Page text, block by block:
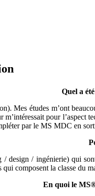
Quel a
Mes études m’ont
pour l’aspect
par le MS MDC en
design / ingénierie) qui
composent la classe du
En quoi le